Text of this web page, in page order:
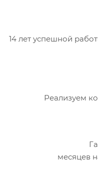
14 лет успешной
Реализуем
месяцев